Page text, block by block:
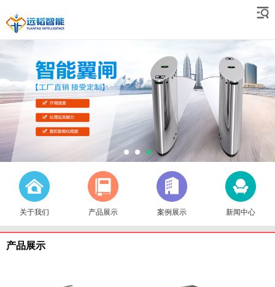
关于我们 产品展示 案例展示 新闻中心
产品展示